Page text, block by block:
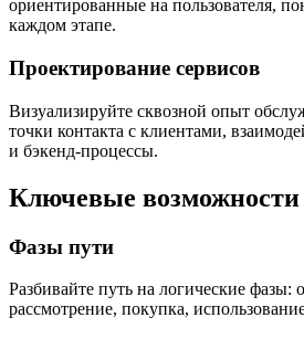
ориентированные на пользователя,
каждом этапе.
Проектирование сервисов
Визуализируйте сквозной опыт
точки контакта с клиентами,
и бэкенд-процессы.
Ключевые возможности
Фазы пути
Разбивайте путь на логические фазы:
рассмотрение, покупка,